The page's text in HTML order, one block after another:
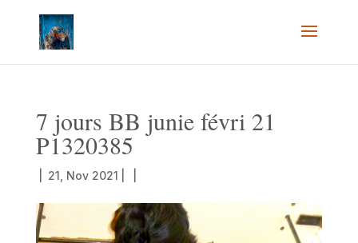
7 jours BB junie févri 21
P1320385
21, Nov 2021